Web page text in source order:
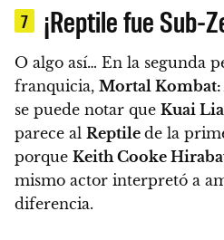
7 ¡Reptile fue Sub-
O algo así… En la segunda
franquicia, Mortal
se puede notar que Kuai
parece al Reptile de la
porque Keith Cooke
mismo actor interpretó a
diferencia.